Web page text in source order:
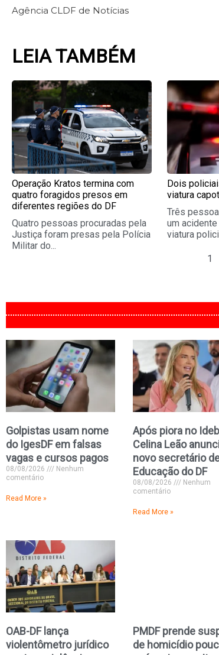
Agência CLDF de Notícias
LEIA TAMBÉM
Operação Kratos termina com
quatro foragidos presos em
diferentes regiões do DF
Quatro pessoas procuradas pela
Justiça foram presas pela Polícia
Militar do...
Dois
viatura
Três
um
viatura
1
Golpistas usam nome
do IgesDF em falsas
vagas e cursos pagos
08/08/2026
Nenhum
comentário
Read More »
Após piora no
Celina Leão
novo secretário
Educação do DF
08/08/2026
Nenhum
comentário
Read More »
OAB-DF lança
violentômetro jurídico
PMDF prende
de homicídio